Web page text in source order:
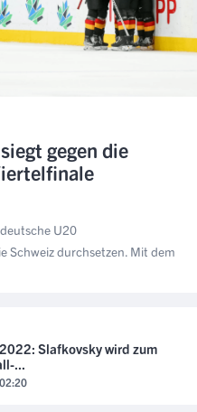
gegen die
U20
Schweiz durchsetzen. Mit dem
Slafkovsky wird zum
...